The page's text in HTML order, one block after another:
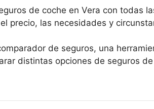
de coche en Vera con todas
precio, las necesidades y
de seguros, una
distintas opciones de seguros